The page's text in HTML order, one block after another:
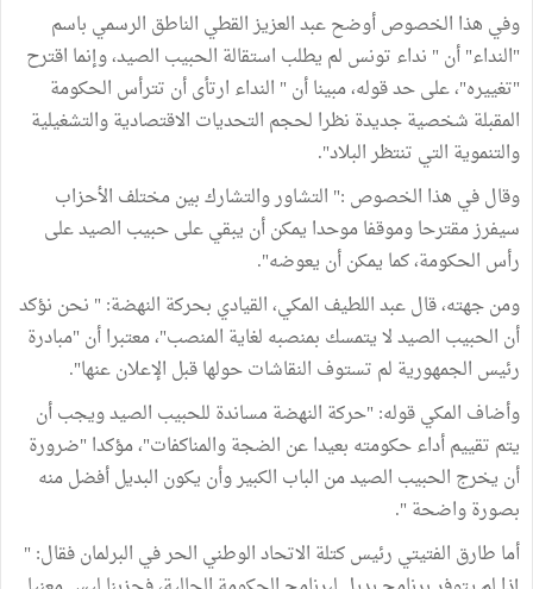
وفي هذا الخصوص أوضح عبد العزيز القطي الناطق الرسمي باسم
"النداء" أن " نداء تونس لم يطلب استقالة الحبيب الصيد، وإنما اقترح
"تغييره"، على حد قوله، مبينا أن " النداء ارتأى أن تترأس الحكومة
المقبلة شخصية جديدة نظرا لحجم التحديات الاقتصادية والتشغيلية
والتنموية التي تنتظر البلاد".
وقال في هذا الخصوص :" التشاور والتشارك بين مختلف الأحزاب
سيفرز مقترحا وموقفا موحدا يمكن أن يبقي على حبيب الصيد على
رأس الحكومة، كما يمكن أن يعوضه".
ومن جهته، قال عبد اللطيف المكي، القيادي بحركة النهضة: " نحن نؤكد
أن الحبيب الصيد لا يتمسك بمنصبه لغاية المنصب"، معتبرا أن "مبادرة
رئيس الجمهورية لم تستوف النقاشات حولها قبل الإعلان عنها".
وأضاف المكي قوله: "حركة النهضة مساندة للحبيب الصيد ويجب أن
يتم تقييم أداء حكومته بعيدا عن الضجة والمناكفات"، مؤكدا "ضرورة
أن يخرج الحبيب الصيد من الباب الكبير وأن يكون البديل أفضل منه
بصورة واضحة ".
أما طارق الفتيتي رئيس كتلة الاتحاد الوطني الحر في البرلمان فقال: "